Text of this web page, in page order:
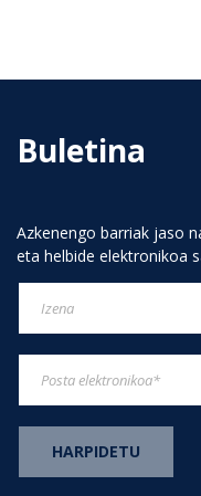
Buletina
Azkenengo barriak jaso
eta helbide elektronikoa